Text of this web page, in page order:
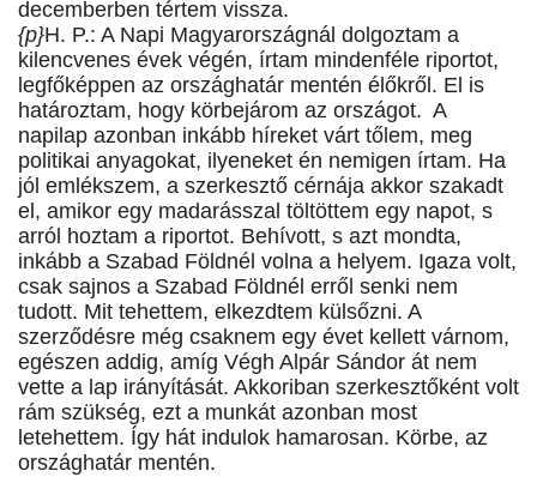
decemberben tértem vissza.
{p}H. P.: A Napi Magyarországnál dolgoztam a
kilencvenes évek végén, írtam mindenféle riportot,
legfőképpen az országhatár mentén élőkről. El is
határoztam, hogy körbejárom az országot. A
napilap azonban inkább híreket várt tőlem, meg
politikai anyagokat, ilyeneket én nemigen írtam. Ha
jól emlékszem, a szerkesztő cérnája akkor szakadt
el, amikor egy madarásszal töltöttem egy napot, s
arról hoztam a riportot. Behívott, s azt mondta,
inkább a Szabad Földnél volna a helyem. Igaza volt,
csak sajnos a Szabad Földnél erről senki nem
tudott. Mit tehettem, elkezdtem külsőzni. A
szerződésre még csaknem egy évet kellett várnom,
egészen addig, amíg Végh Alpár Sándor át nem
vette a lap irányítását. Akkoriban szerkesztőként volt
rám szükség, ezt a munkát azonban most
letehettem. Így hát indulok hamarosan. Körbe, az
országhatár mentén.